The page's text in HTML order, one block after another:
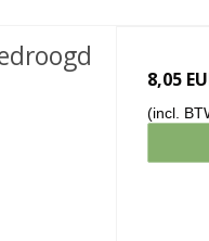
8,05
(incl.